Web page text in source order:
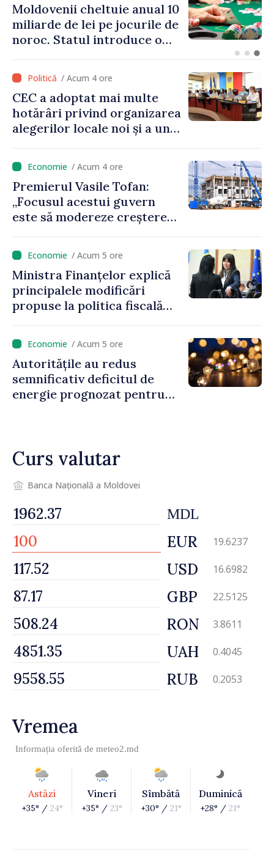
Moldovenii cheltuie anual 10
miliarde de lei pe jocurile de
noroc. Statul introduce o
peste 500 de milioane de lei
la buget / Acum 4 ore
CEC a adoptat mai multe
hotărâri privind organizarea
alegerilor locale noi și a unui
Delacău, raionul Anenii Noi
/ Acum 4 ore
Premierul Vasile Tofan:
„Focusul acestui guvern
este să modereze creșterea
/ Acum 5 ore
Ministra Finanțelor explică
principalele modificări
propuse la politica fiscală
venit
/ Acum 5 ore
Autoritățile au redus
semnificativ deficitul de
energie prognozat pentru
Curs valutar
Banca Națională a Moldovei
MDL
EUR 19.6237
USD 16.6982
GBP 22.5125
RON 3.8611
UAH 0.4045
RUB 0.2053
Vremea
Informația oferită de meteo2.md
Astăzi
+35° / 24°
Vineri
+35° / 23°
Sîmbătă
+30° / 21°
Duminică
+28° / 21°